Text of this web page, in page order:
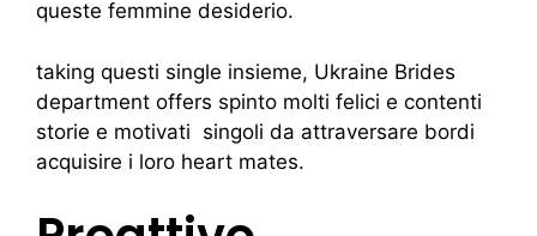
queste femmine desiderio.
taking questi single insieme, Ukraine Brides
department offers spinto molti felici e contenti
storie e motivati ​​ singoli da attraversare bordi
acquisire i loro heart mates.